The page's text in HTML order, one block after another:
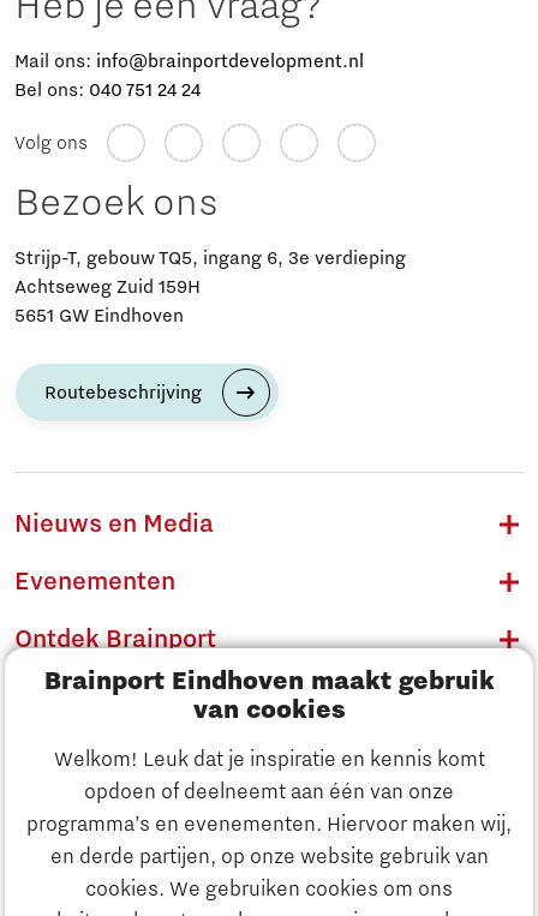
Brainport Eindhoven maakt gebruik
van cookies
Welkom! Leuk dat je inspiratie en kennis komt
opdoen of deelneemt aan één van onze
programma’s en evenementen. Hiervoor maken wij,
en derde partijen, op onze website gebruik van
cookies. We gebruiken cookies om ons
Ontdek Brainport
Mail ons: info@brainportdevelopment.nl
Bel ons: 040 751 24 24
Volg ons
Bezoek ons
Strijp-T, gebouw TQ5, ingang 6, 3e verdieping
Achtseweg Zuid 159H
5651 GW Eindhoven
Routebeschrijving
Nieuws en Media
Evenementen
Ontdek Brainport
Innovatie
Ondernemen
Onderwijs
Maatschappelijk